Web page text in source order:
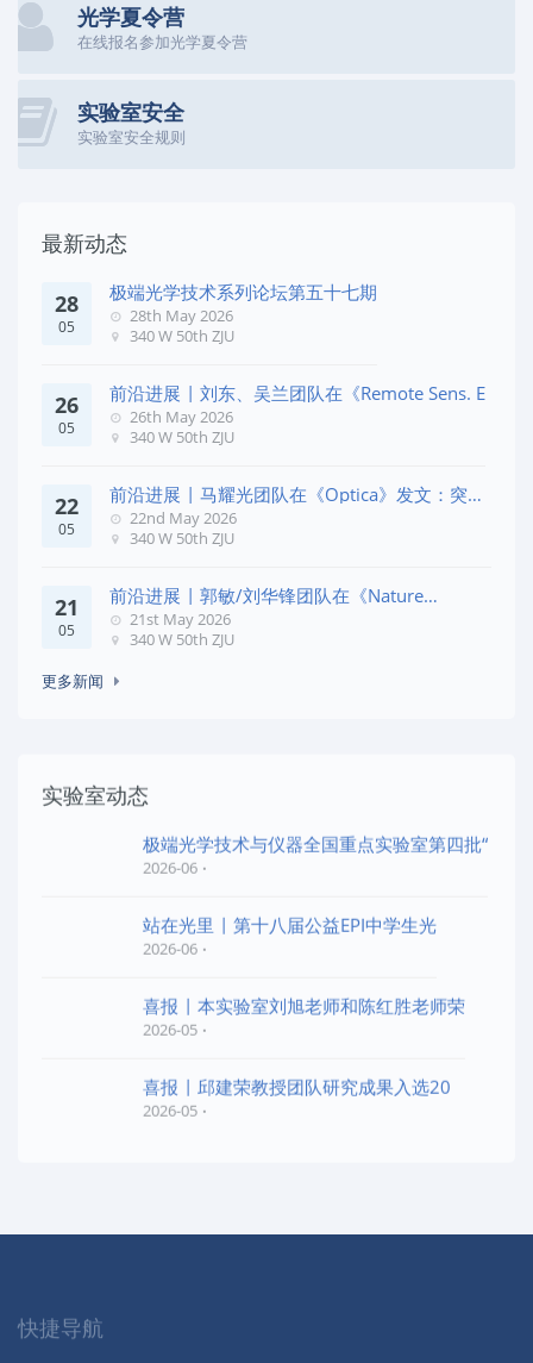
光学夏令营
在线报名参加光学夏令营
实验室安全
实验室安全规则
最新动态
28
05
极端光学技术系列论坛第五十七期
28th May 2026
340 W 50th ZJU
26
05
前沿进展 | 刘东、吴兰团队在《Remote Sens. E
26th May 2026
340 W 50th ZJU
22
05
前沿进展 | 马耀光团队在《Optica》发文：突破
几何相位
22nd May 2026
340 W 50th ZJU
21
05
前沿进展 | 郭敏/刘华锋团队在《Nature
Commun
21st May 2026
340 W 50th ZJU
更多新闻
实验室动态
极端光学技术与仪器全国重点实验室第四批“
2026-06
站在光里 | 第十八届公益EPI中学生光
2026-06
喜报 | 本实验室刘旭老师和陈红胜老师荣
2026-05
喜报 | 邱建荣教授团队研究成果入选20
2026-05
快捷导航